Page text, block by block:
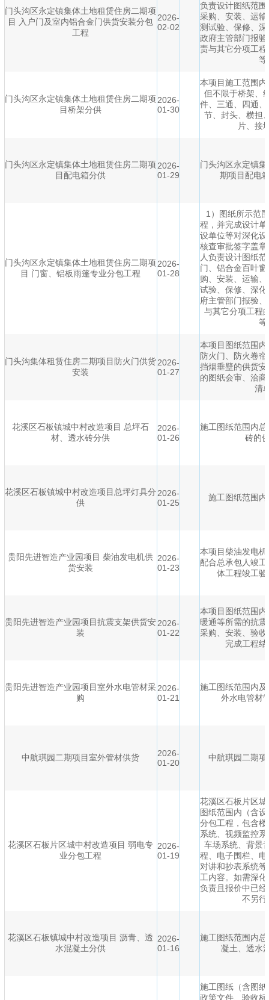
门头沟区永定镇集体土地租赁住房二期项
目 入户门及室内铝合金门供货安装分包
工程
2026-
02-02
负责设计图纸范
采购、安装、运
测试验、保修、
政府主管部门报
责与其它分项工
等
门头沟区永定镇集体土地租赁住房二期项
目桥架分供
2026-
01-30
本项目施工范围
但不限于桥架、
件、三通、四通
节、封头、横担
片、接
门头沟区永定镇集体土地租赁住房二期项
目配电箱分供
2026-
01-29
门头沟区永定镇
期项目配电
门头沟区永定镇集体土地租赁住房二期项
目 门窗、铝板雨篷专业分包工程
2026-
01-28
1）图纸所示范
程，并完成设计
设单位等对深化
核查审批签字盖
人负责设计图纸
门、铝合金百叶
购、安装、运输
试验、保修、深
府主管部门报验
与其它分项工程
等
门头沟集体租赁住房二期项目防火门供货
安装
2026-
01-27
本项目图纸范围
防火门、防火卷
挡烟垂壁的供货
的图纸会审、洽
清
花溪区石板镇城中村改造项目 总坪石
材、透水砖分供
2026-
01-26
施工图纸范围内
砖的
花溪区石板镇城中村改造项目总坪灯具分
供
2026-
01-25
施工图纸范围
贵阳先进智造产业园项目 柴油发电机供
货安装
2026-
01-23
本项目柴油发电
配合总承包人竣
体工程竣工
贵阳先进智造产业园项目抗震支架供货安
装
2026-
01-22
本项目图纸范围
暖通等所需的抗
采购、安装、验
完成工程
贵阳先进智造产业园项目室外水电管材采
购
2026-
01-21
施工图纸范围内
外水电管材
中航琪园二期项目室外管材供货
2026-
01-20
中航琪园二期
花溪区石板片区城中村改造项目 弱电专
业分包工程
2026-
01-19
花溪区石板片区
图纸范围内（含
分包工程，包含
系统、视频监控
车场系统、背景
程、电子围栏、
对讲和抄表系统
工内容。如需深
负责且报价中已
不另
花溪区石板镇城中村改造项目 沥青、透
水混凝土分供
2026-
01-16
施工图纸范围内
凝土、透水
施工图纸（含图
政策文件、验收